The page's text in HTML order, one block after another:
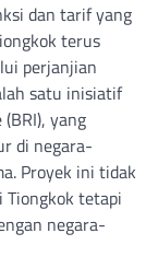
dan tarif yang
terus
perjanjian
satu inisiatif
yang
di negara-
Proyek ini tidak
Tiongkok tetapi
negara-